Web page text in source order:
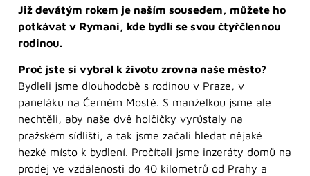
Již devátým rokem je naším sousedem, můžete ho
potkávat v Rymani, kde bydlí se svou čtyřčlennou
rodinou.
Proč jste si vybral k životu zrovna naše město?
Bydleli jsme dlouhodobě s rodinou v Praze, v
paneláku na Černém Mostě. S manželkou jsme ale
nechtěli, aby naše dvě holčičky vyrůstaly na
pražském sídlišti, a tak jsme začali hledat nějaké
hezké místo k bydlení. Pročítali jsme inzeráty domů na
prodej ve vzdálenosti do 40 kilometrů od Prahy a